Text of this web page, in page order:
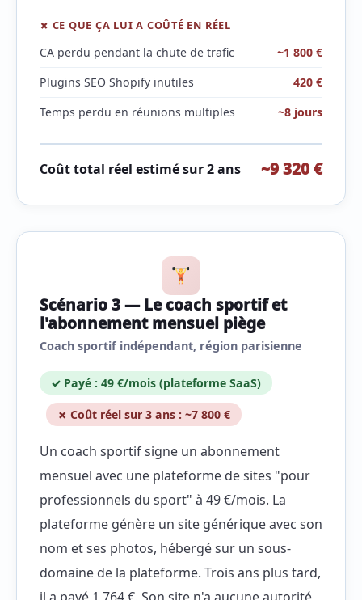
✗ CE QUE ÇA LUI A COÛTÉ EN RÉEL
CA perdu pendant la chute de trafic
~1 800 €
Plugins SEO Shopify inutiles
420 €
Temps perdu en réunions multiples
~8 jours
Coût total réel estimé sur 2 ans ~9 320 €
Scénario 3 — Le coach sportif et
l'abonnement mensuel piège
Coach sportif indépendant, région parisienne
✓ Payé : 49 €/mois (plateforme SaaS)
✗ Coût réel sur 3 ans : ~7 800 €
Un coach sportif signe un abonnement
mensuel avec une plateforme de sites "pour
professionnels du sport" à 49 €/mois. La
plateforme génère un site générique avec son
nom et ses photos, hébergé sur un sous-
domaine de la plateforme. Trois ans plus tard,